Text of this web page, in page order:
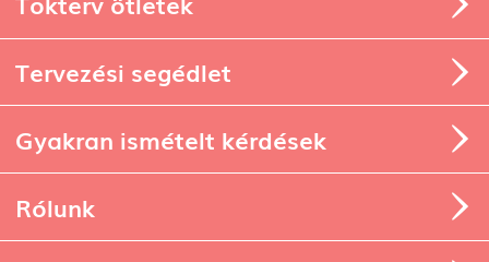
Tervezési segédlet
Gyakran ismételt kérdések